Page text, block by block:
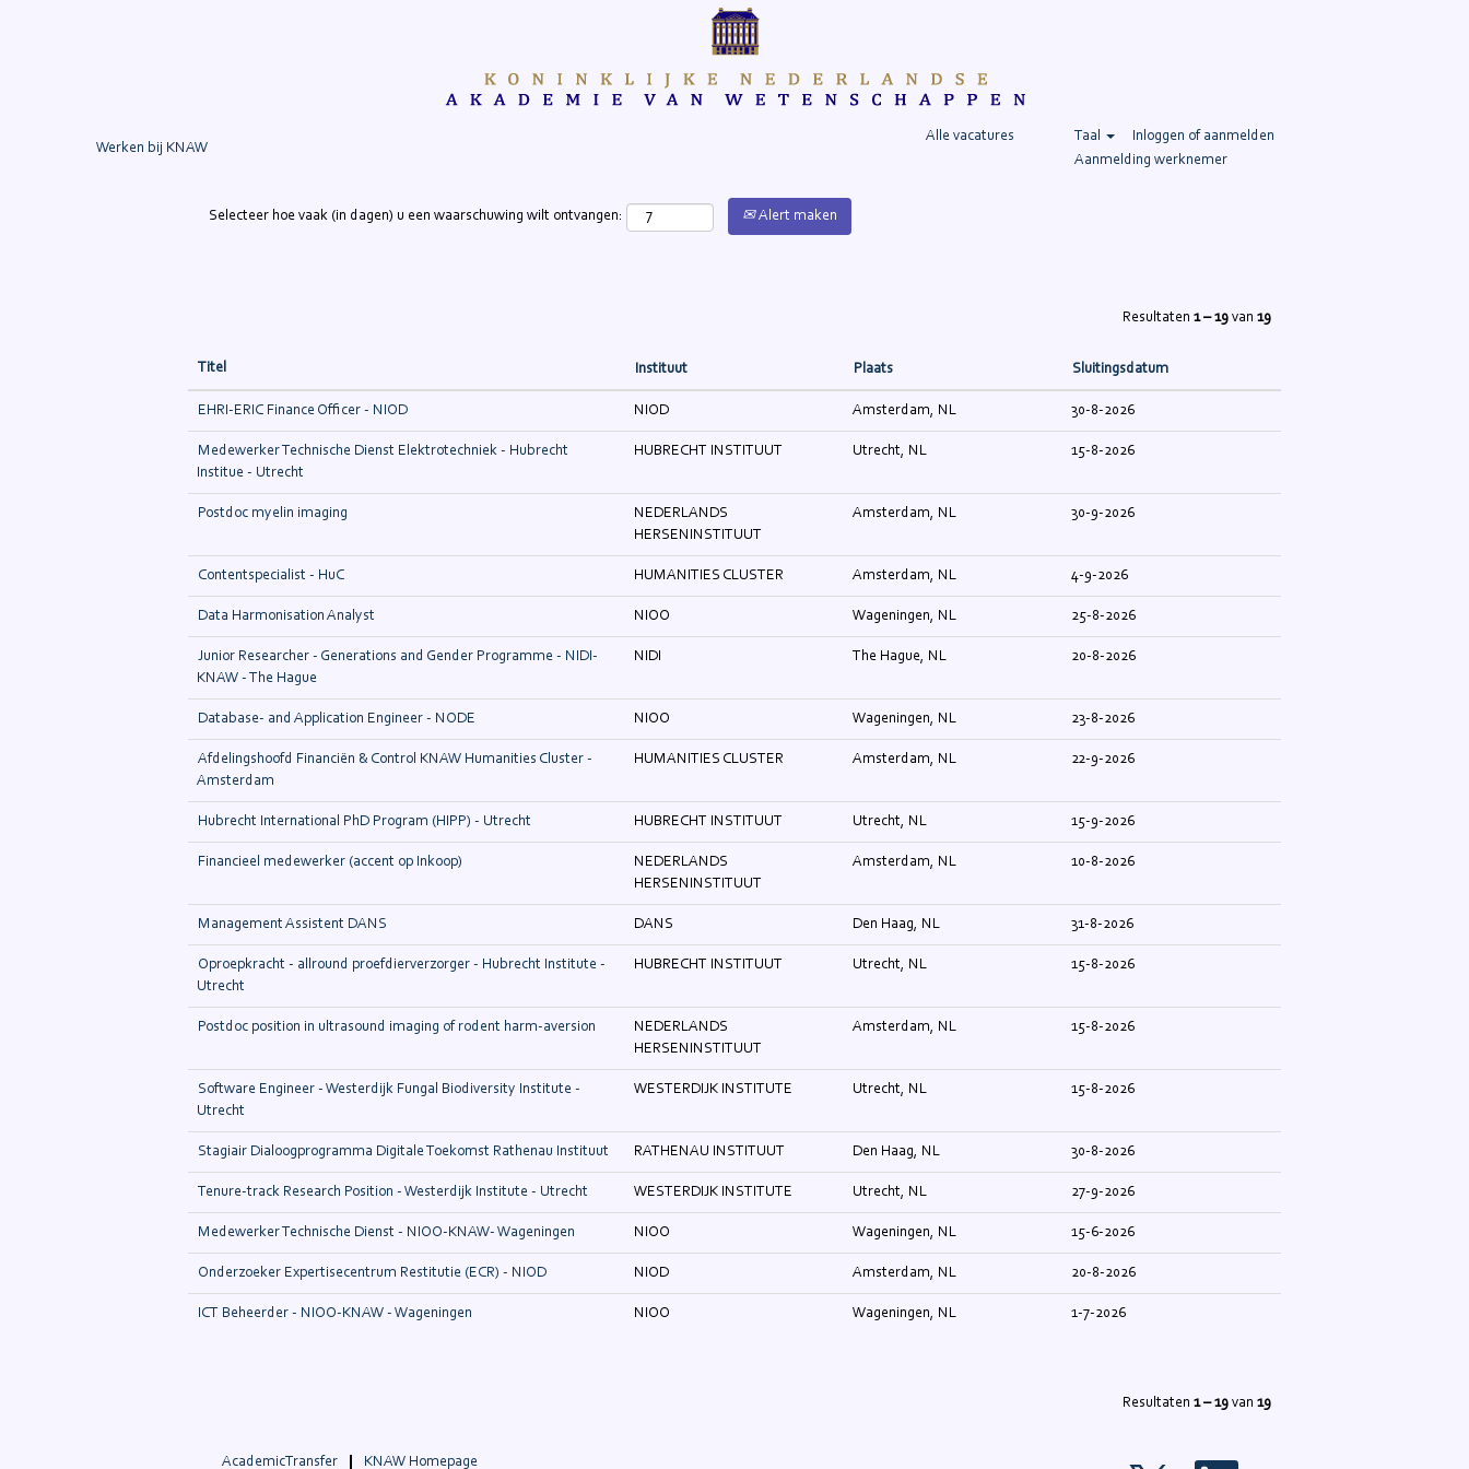
Werken bij KNAW
Alle vacatures Taal
Inloggen of aanmelden
Aanmelding werknemer
Selecteer hoe vaak (in dagen) u een waarschuwing wilt ontvangen: Alert maken
Resultaten 1 – 19 van 19
Titel Instituut Plaats Sluitingsdatum
EHRI-ERIC Finance Officer - NIOD NIOD Amsterdam, NL 30-8-2026
Medewerker Technische Dienst Elektrotechniek - Hubrecht
Institue - Utrecht
HUBRECHT INSTITUUT Utrecht, NL 15-8-2026
Postdoc myelin imaging
NEDERLANDS
HERSENINSTITUUT
Amsterdam, NL 30-9-2026
Contentspecialist - HuC HUMANITIES CLUSTER Amsterdam, NL 4-9-2026
Data Harmonisation Analyst NIOO Wageningen, NL 25-8-2026
Junior Researcher - Generations and Gender Programme - NIDI-
KNAW - The Hague
NIDI The Hague, NL 20-8-2026
Database- and Application Engineer - NODE NIOO Wageningen, NL 23-8-2026
Afdelingshoofd Financiën & Control KNAW Humanities Cluster -
Amsterdam
HUMANITIES CLUSTER Amsterdam, NL 22-9-2026
Hubrecht International PhD Program (HIPP) - Utrecht HUBRECHT INSTITUUT Utrecht, NL 15-9-2026
Financieel medewerker (accent op Inkoop)
NEDERLANDS
HERSENINSTITUUT
Amsterdam, NL 10-8-2026
Management Assistent DANS DANS Den Haag, NL 31-8-2026
Oproepkracht - allround proefdierverzorger - Hubrecht Institute -
Utrecht
HUBRECHT INSTITUUT Utrecht, NL 15-8-2026
Postdoc position in ultrasound imaging of rodent harm-aversion
NEDERLANDS
HERSENINSTITUUT
Amsterdam, NL 15-8-2026
Software Engineer - Westerdijk Fungal Biodiversity Institute -
Utrecht
WESTERDIJK INSTITUTE Utrecht, NL 15-8-2026
Stagiair Dialoogprogramma Digitale Toekomst Rathenau Instituut RATHENAU INSTITUUT Den Haag, NL 30-8-2026
Tenure-track Research Position - Westerdijk Institute - Utrecht WESTERDIJK INSTITUTE Utrecht, NL 27-9-2026
Medewerker Technische Dienst - NIOO-KNAW- Wageningen NIOO Wageningen, NL 15-6-2026
Onderzoeker Expertisecentrum Restitutie (ECR) - NIOD NIOD Amsterdam, NL 20-8-2026
ICT Beheerder - NIOO-KNAW - Wageningen NIOO Wageningen, NL 1-7-2026
Resultaten 1 – 19 van 19
AcademicTransfer KNAW Homepage O